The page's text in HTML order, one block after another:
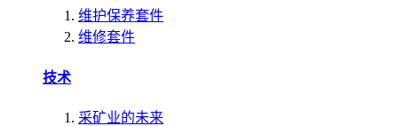
维护保养套件
维修套件
技术
采矿业的未来